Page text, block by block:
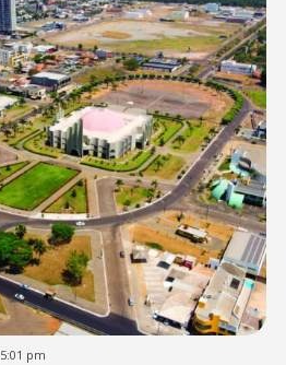
pm